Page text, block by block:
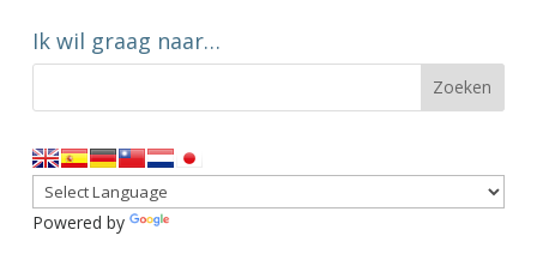
Ik wil graag naar…
Powered by